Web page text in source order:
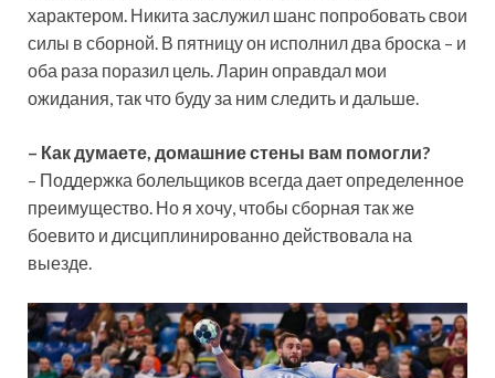
характером. Никита заслужил шанс попробовать свои
силы в сборной. В пятницу он исполнил два броска – и
оба раза поразил цель. Ларин оправдал мои
ожидания, так что буду за ним следить и дальше.
– Как думаете, домашние стены вам помогли?
– Поддержка болельщиков всегда дает определенное
преимущество. Но я хочу, чтобы сборная так же
боевито и дисциплинированно действовала на
выезде.